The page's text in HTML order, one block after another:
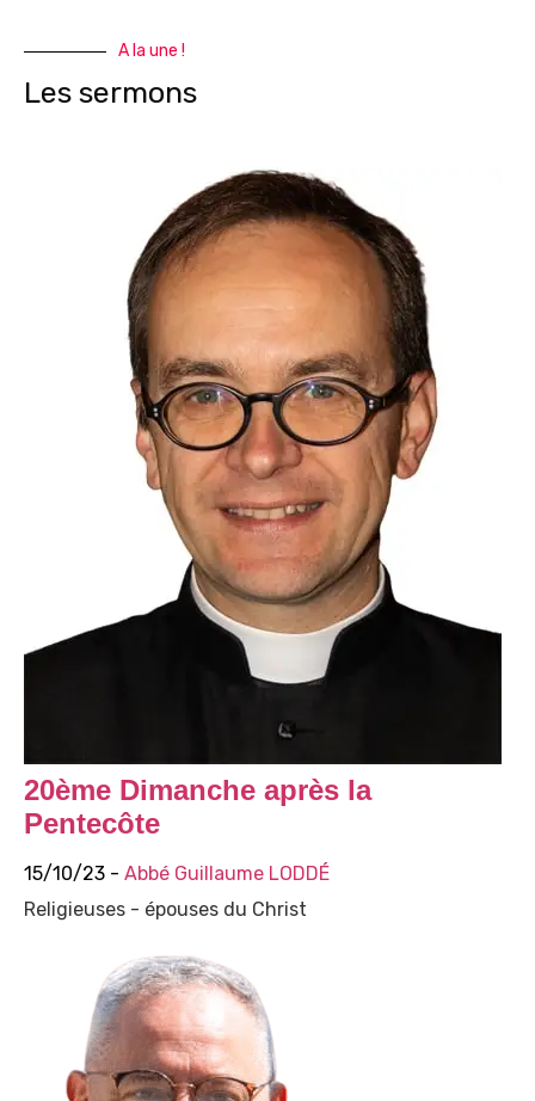
A la une !
Les sermons
20ème Dimanche après la
Pentecôte
15/10/23 - Abbé Guillaume LODDÉ
Religieuses - épouses du Christ